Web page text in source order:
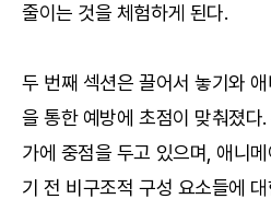
줄이는 것을 체험하게 된다.
두 번째 섹션은 끌어서 놓기와
을 통한 예방에 초점이 맞춰졌다
가에 중점을 두고 있으며, 애니
기 전 비구조적 구성 요소들에